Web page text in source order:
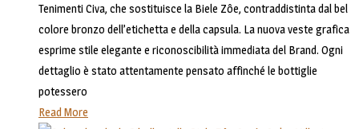
Tenimenti Civa, che sostituisce la Biele Zôe, contraddistinta dal bel
colore bronzo dell’etichetta e della capsula. La nuova veste grafica
esprime stile elegante e riconoscibilità immediata del Brand. Ogni
dettaglio è stato attentamente pensato affinché le bottiglie
potessero
Read More